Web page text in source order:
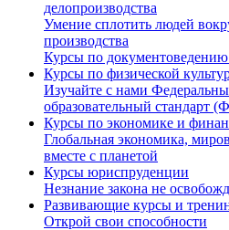
делопроизводства
Умение сплотить людей
производства
Курсы по документоведению
Курсы по физической
Изучайте с нами
образовательный стандарт
Курсы по экономике и
Глобальная экономика,
вместе с планетой
Курсы юриспруденции
Незнание закона не
Развивающие курсы и
Открой свои способности